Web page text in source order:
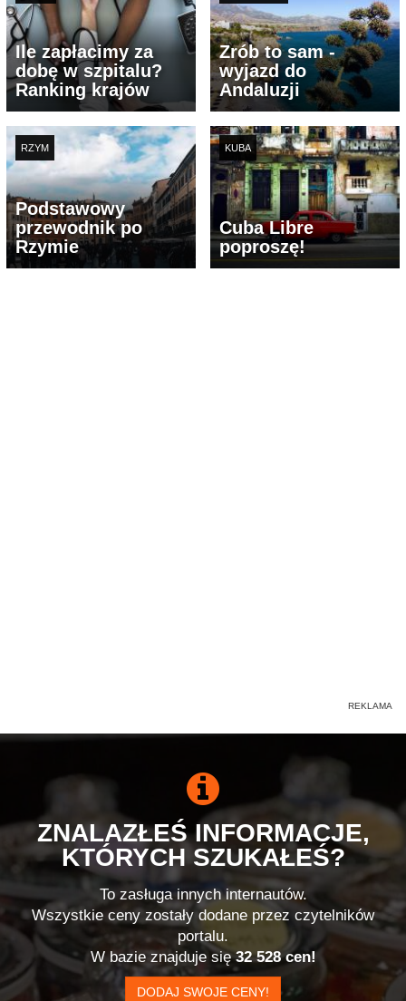
Ile zapłacimy za
dobę w szpitalu?
Ranking krajów
Zrób to sam -
wyjazd do
Andaluzji
RZYM
Podstawowy
przewodnik po
Rzymie
KUBA
Cuba Libre
poproszę!
ZNALAZŁEŚ INFORMACJE,
KTÓRYCH SZUKAŁEŚ?
To zasługa innych internautów.
Wszystkie ceny zostały dodane przez czytelników
portalu.
W bazie znajduje się32 528 cen!
DODAJ SWOJE CENY!